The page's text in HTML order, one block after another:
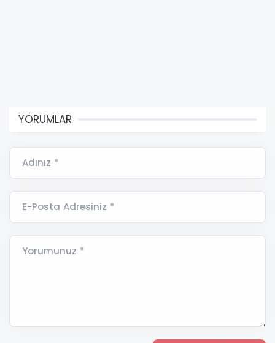
YORUMLAR
Adınız *
E-Posta Adresiniz *
Yorumunuz *